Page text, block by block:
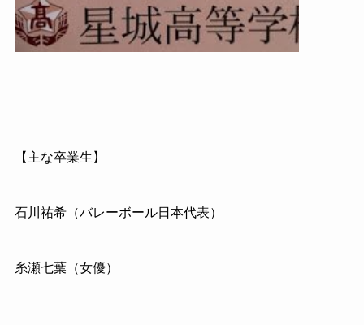
【主な卒業生】
石川祐希（バレーボール日本代表）
糸瀬七葉（女優）